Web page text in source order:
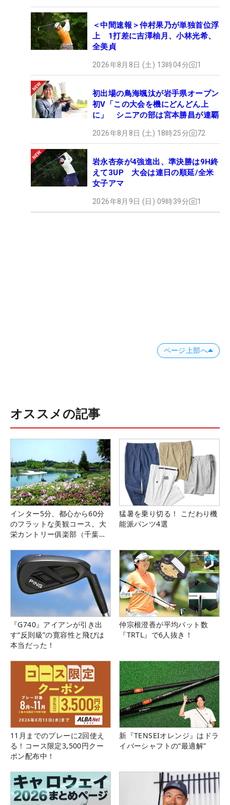
＜中間速報＞仲村果乃が単独首位浮
上 1打差に吉澤柚月、小林光希、
全美貞
2026年8月8日 (土) 13時04分 1
初出場の鳥海颯汰が岩手県オープン
初V「この大会を機にどんどん上
に」 シニアの部は宮本勝昌が連覇
2026年8月8日 (土) 18時25分 72
岩永杏奈が4強進出、準決勝は9H終
えて3UP 大会は連日の順延/全米
女子アマ
2026年8月9日 (日) 09時39分 1
ページ上部へ
オススメの記事
インター5分、都心から60分
のフラットな美観コース。大
栄カントリー俱楽部（千葉
猛暑を乗り切る！ こだわり機
能派パンツ4選
『G740』アイアンが引き出
す“反則級”の寛容性と飛びは
本当だった！
仲宗根澄香が平均パット数
『TRTL』で6人抜き！
11月までのプレーに2回使え
る！コース限定3,500円クー
ポン配布中！
新『TENSEIオレンジ』はドラ
イバーシャフトの“最適解”